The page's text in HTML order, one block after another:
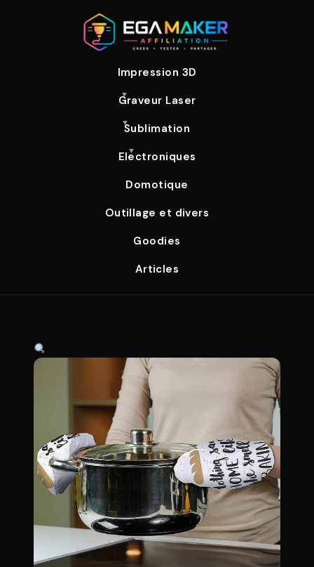
Impression 3D
Graveur Laser
Sublimation
Electroniques
Domotique
Outillage et divers
Goodies
Articles